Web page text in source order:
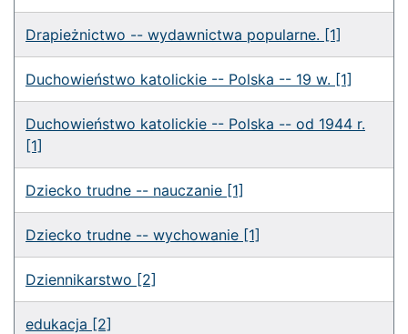
Drapieżnictwo -- wydawnictwa popularne. [1]
Duchowieństwo katolickie -- Polska -- 19 w. [1]
Duchowieństwo katolickie -- Polska -- od 1944 r.
[1]
Dziecko trudne -- nauczanie [1]
Dziecko trudne -- wychowanie [1]
Dziennikarstwo [2]
edukacja [2]